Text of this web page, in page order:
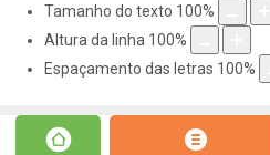
Tamanho do texto 100%
Altura da linha 100%
Espaçamento das letras 100%